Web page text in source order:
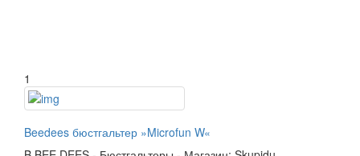
1
Beedees бюстгальтер »Microfun W«